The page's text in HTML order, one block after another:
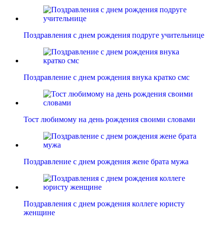
Поздравления с днем рождения подруге учительнице
Поздравление с днем рождения внука кратко смс
Тост любимому на день рождения своими словами
Поздравление с днем рождения жене брата мужа
Поздравления с днем рождения коллеге юристу
женщине